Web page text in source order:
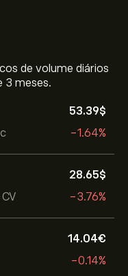
de volume diários
3 meses.
53.39‎$‎
-1.64%
28.65‎$‎
-3.76%
14.04‎€‎
-0.14%